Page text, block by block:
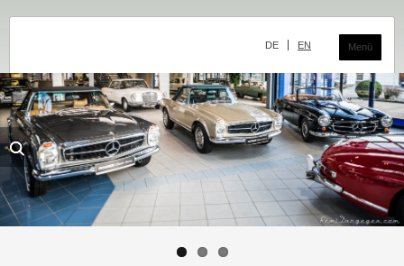
DE EN Menü
Das Classic Center
Geschichte
Die Ausstellung